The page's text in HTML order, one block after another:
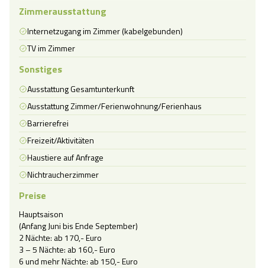
Zimmerausstattung
Internetzugang im Zimmer (kabelgebunden)
TV im Zimmer
Sonstiges
Ausstattung Gesamtunterkunft
Ausstattung Zimmer/Ferienwohnung/Ferienhaus
Barrierefrei
Freizeit/Aktivitäten
Haustiere auf Anfrage
Nichtraucherzimmer
Preise
Hauptsaison
(Anfang Juni bis Ende September)
2 Nächte: ab 170,- Euro
3 – 5 Nächte: ab 160,- Euro
6 und mehr Nächte: ab 150,- Euro